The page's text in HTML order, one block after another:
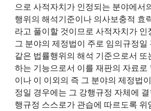
으로 사적자치가 인정되는 분야에서
행위의 해석기준이나 의사보충적 효
라고 풀이할 것이므로 사적자치가 인
그 분야의 제정법이 주로 임의규정일
같은 법률행위의 해석 기준으로서 또
하는 기능으로서 이를 재판의 자료로
이나 이 이외의 즉 그 분야의 제정법
정일 경우에는 그 강행규정 자체에
행규정 스스로가 관습에 따르도록 위